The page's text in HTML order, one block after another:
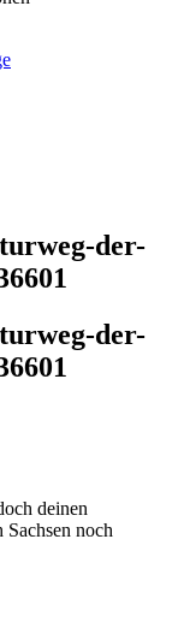
der-
der-
deinen
noch